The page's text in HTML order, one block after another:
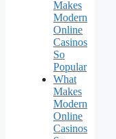
Makes
Modern
Online
Casinos
So
Popular
What
Makes
Modern
Online
Casinos